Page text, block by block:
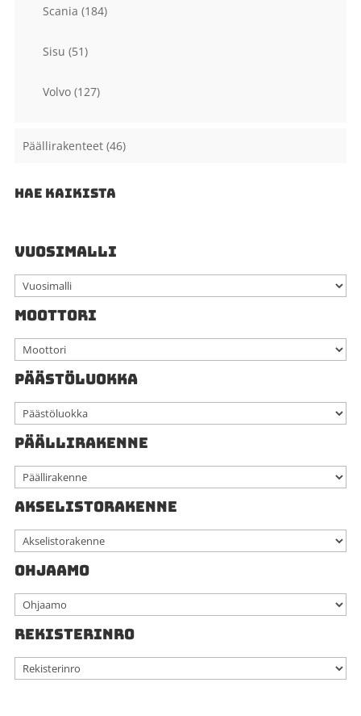
Scania (184)
Sisu (51)
Volvo (127)
Päällirakenteet (46)
HAE KAIKISTA
VUOSIMALLI
MOOTTORI
PÄÄSTÖLUOKKA
PÄÄLLIRAKENNE
AKSELISTORAKENNE
OHJAAMO
REKISTERINRO